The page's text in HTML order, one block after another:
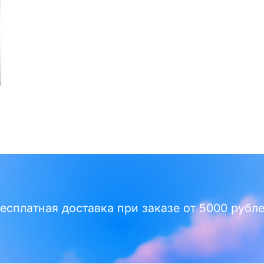
доставка при заказе от 5000